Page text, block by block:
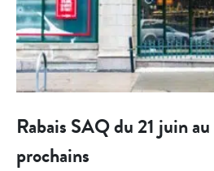
Rabais SAQ du 21 juin
prochains